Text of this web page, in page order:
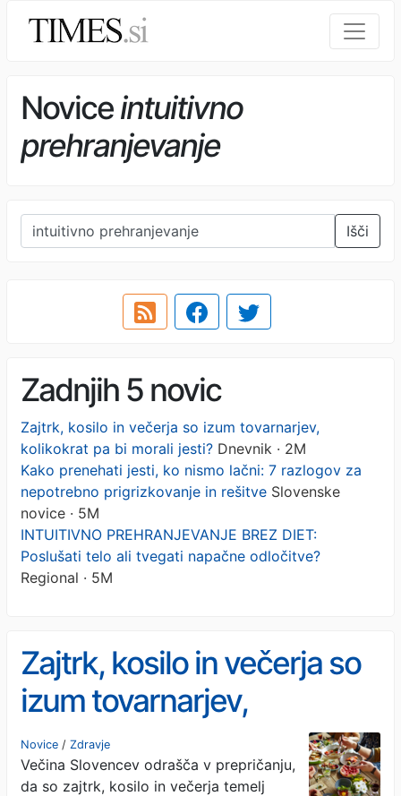
Noviceintuitivno
prehranjevanje
Išči
Zadnjih 5 novic
Zajtrk, kosilo in večerja so izum tovarnarjev,
kolikokrat pa bi morali jesti? Dnevnik · 2M
Kako prenehati jesti, ko nismo lačni: 7 razlogov za
nepotrebno prigrizkovanje in rešitve Slovenske
novice · 5M
INTUITIVNO PREHRANJEVANJE BREZ DIET:
Poslušati telo ali tvegati napačne odločitve?
Regional · 5M
Zajtrk, kosilo in večerja so
izum tovarnarjev,
kolikokrat pa bi morali
jesti?
Novice / Zdravje
Večina Slovencev odrašča v prepričanju,
da so zajtrk, kosilo in večerja temelj